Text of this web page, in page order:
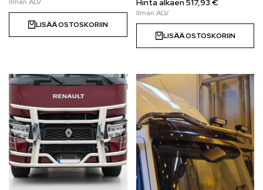
LISÄÄ OSTOSKORIIN
LISÄÄ OSTOSKORIIN